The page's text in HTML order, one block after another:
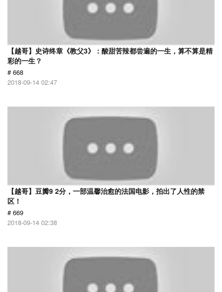
【越哥】史诗终章《教父3》：酸甜苦辣都尝遍的一生，算不算是精
彩的一生？
# 668
2018-09-14 02:47
【越哥】豆瓣9 2分，一部温馨治愈的法国电影，拍出了人性的禁
区！
# 669
2018-09-14 02:38